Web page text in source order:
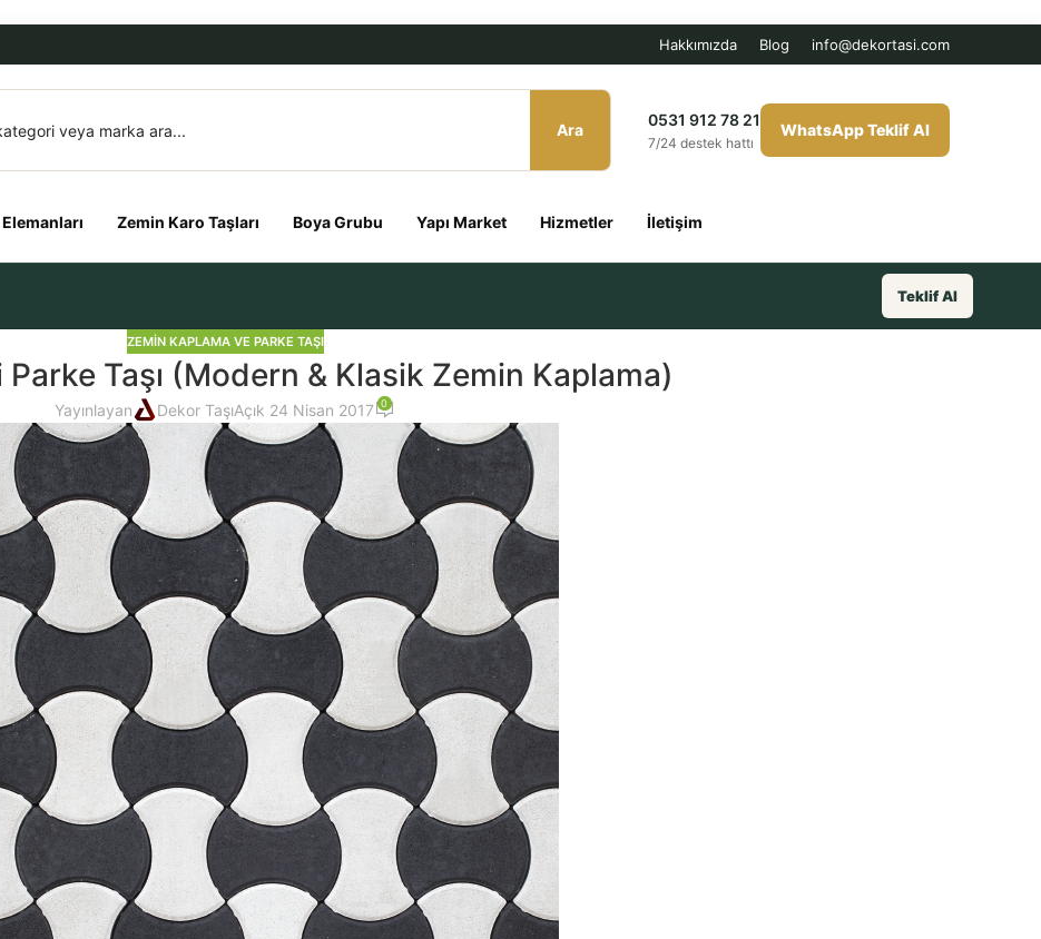
Hakkımızda Blog info@dekortasi.com
Ara
0531 912 78 21
7/24 destek hattı
WhatsApp Teklif Al
Zemin Karo Taşları Boya Grubu Yapı Market Hizmetler İletişim
Teklif Al
ZEMIN KAPLAMA VE PARKE TAŞI
Taşı (Modern & Klasik Zemin Kaplama)
Yayınlayan Dekor TaşıAçık 24 Nisan 2017 0